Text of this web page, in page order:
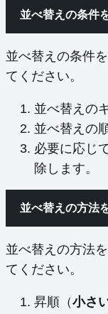
並べ替えの条件
並べ替えの条件
てください。
並べ替えの
並べ替えの
必要に応じ
除します。
並べ替えの方法
並べ替えの方法
てください。
昇順（小さ